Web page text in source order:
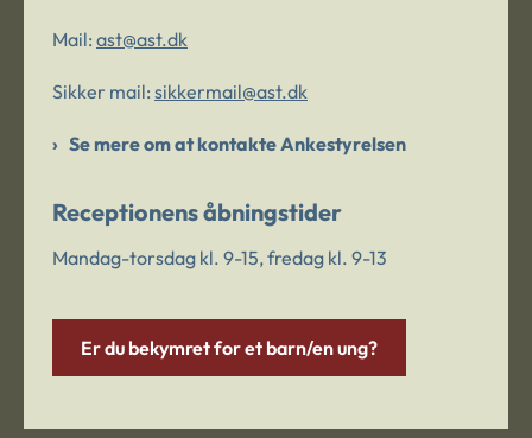
Mail: ast@ast.dk
Sikker mail: sikkermail@ast.dk
Se mere om at kontakte Ankestyrelsen
Receptionens åbningstider
Mandag-torsdag kl. 9-15, fredag kl. 9-13
Er du bekymret for et barn/en ung?